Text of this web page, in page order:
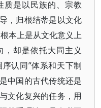
质是以民族的、宗教
，归根结蒂是以文化
本上是从文化意义上
却是依托大同主义
认同”体系和天下制
中国的古代传统还是
文化复兴的任务，用